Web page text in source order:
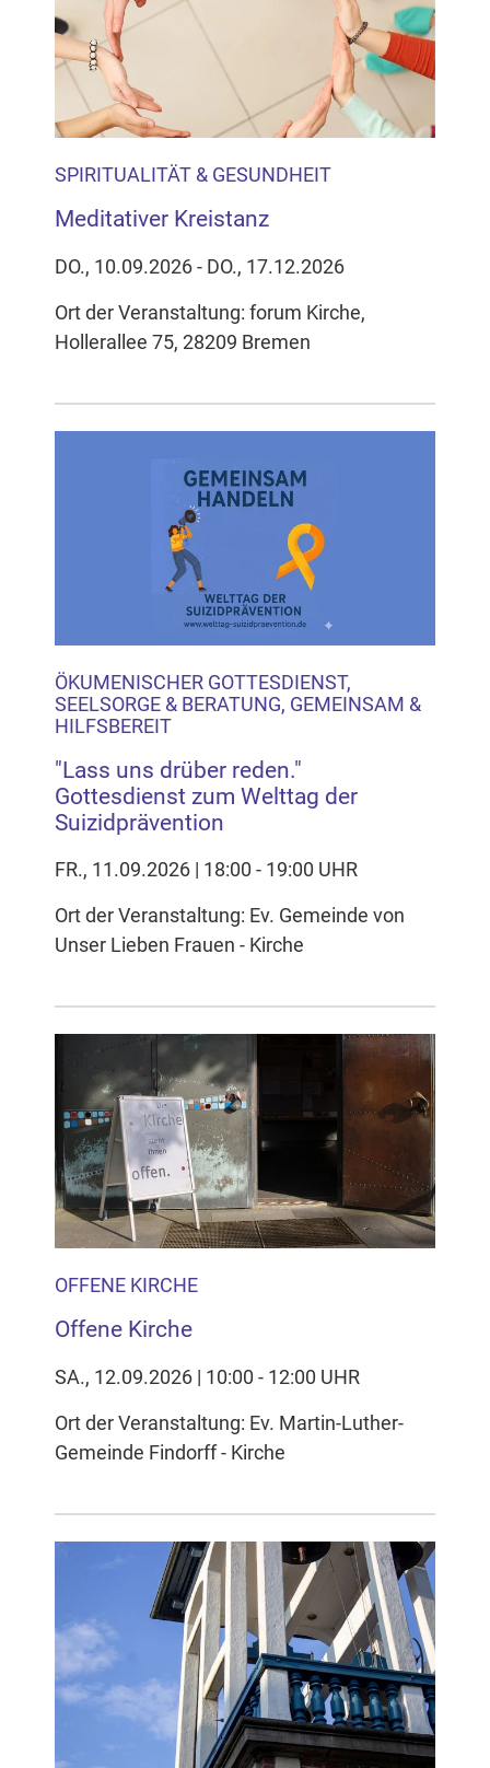
SPIRITUALITÄT & GESUNDHEIT
Meditativer Kreistanz
DO., 10.09.2026 - DO., 17.12.2026
Ort der Veranstaltung: forum Kirche,
Hollerallee 75, 28209 Bremen
ÖKUMENISCHER GOTTESDIENST,
SEELSORGE & BERATUNG, GEMEINSAM &
HILFSBEREIT
"Lass uns drüber reden."
Gottesdienst zum Welttag der
Suizidprävention
FR., 11.09.2026 | 18:00 - 19:00 UHR
Ort der Veranstaltung: Ev. Gemeinde von
Unser Lieben Frauen - Kirche
OFFENE KIRCHE
Offene Kirche
SA., 12.09.2026 | 10:00 - 12:00 UHR
Ort der Veranstaltung: Ev. Martin-Luther-
Gemeinde Findorff - Kirche